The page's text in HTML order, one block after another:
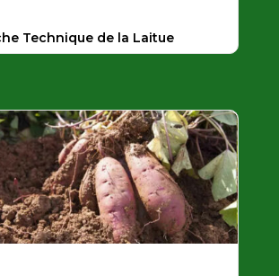
Technique de la Laitue